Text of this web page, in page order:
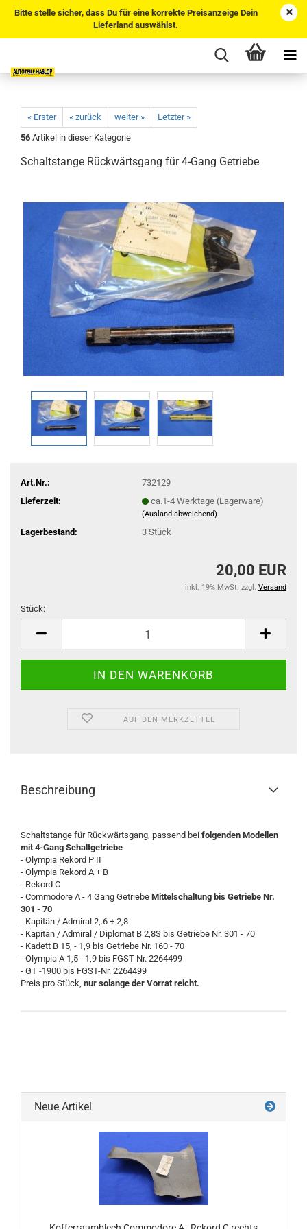
Bitte stelle sicher, dass Du für eine korrekte Preisanzeige Dein
Lieferland auswählst.
« Erster « zurück weiter »
Letzter »
56 Artikel in dieser Kategorie
Schaltstange Rückwärtsgang für 4-Gang Getriebe
Art.Nr.:
732129
Lieferzeit:
ca.1-4 Werktage (Lagerware)
(Ausland abweichend)
Lagerbestand: 3 Stück
20,00 EUR
inkl. 19% MwSt. zzgl. Versand
Stück:
AUF DEN MERKZETTEL
Beschreibung
Schaltstange für Rückwärtsgang, passend bei folgenden Modellen
mit 4-Gang Schaltgetriebe
- Olympia Rekord P II
- Olympia Rekord A + B
- Rekord C
- Commodore A - 4 Gang Getriebe Mittelschaltung bis Getriebe Nr.
301 - 70
- Kapitän / Admiral 2,.6 + 2,8
- Kapitän / Admiral / Diplomat B 2,8S bis Getriebe Nr. 301 - 70
- Kadett B 15, - 1,9 bis Getriebe Nr. 160 - 70
- Olympia A 1,5 - 1,9 bis FGST-Nr. 2264499
- GT -1900 bis FGST-Nr. 2264499
Preis pro Stück, nur solange der Vorrat reicht.
Neue Artikel